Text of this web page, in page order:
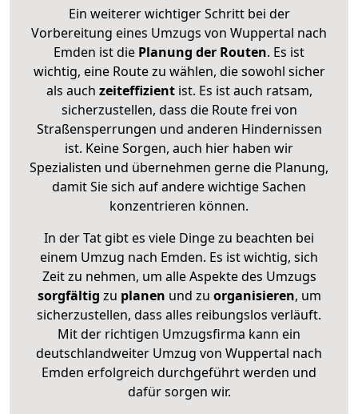
Ein weiterer wichtiger Schritt bei der
Vorbereitung eines Umzugs von Wuppertal nach
Emden ist die Planung der Routen. Es ist
wichtig, eine Route zu wählen, die sowohl sicher
als auch zeiteffizientist. Es ist auch ratsam,
sicherzustellen, dass die Route frei von
Straßensperrungen und anderen Hindernissen
ist. Keine Sorgen, auch hier haben wir
Spezialisten und übernehmen gerne die Planung,
damit Sie sich auf andere wichtige Sachen
konzentrieren können.
In der Tat gibt es viele Dinge zu beachten bei
einem Umzug nach Emden. Es ist wichtig, sich
Zeit zu nehmen, um alle Aspekte des Umzugs
sorgfältig zu planen und zu organisieren, um
sicherzustellen, dass alles reibungslos verläuft.
Mit der richtigen Umzugsfirma kann ein
deutschlandweiter Umzug von Wuppertal nach
Emden erfolgreich durchgeführt werden und
dafür sorgen wir.